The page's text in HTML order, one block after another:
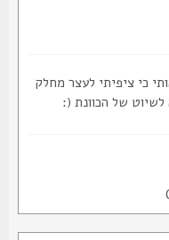
ציפיתי לעצר מחלק
של הכוונת (: